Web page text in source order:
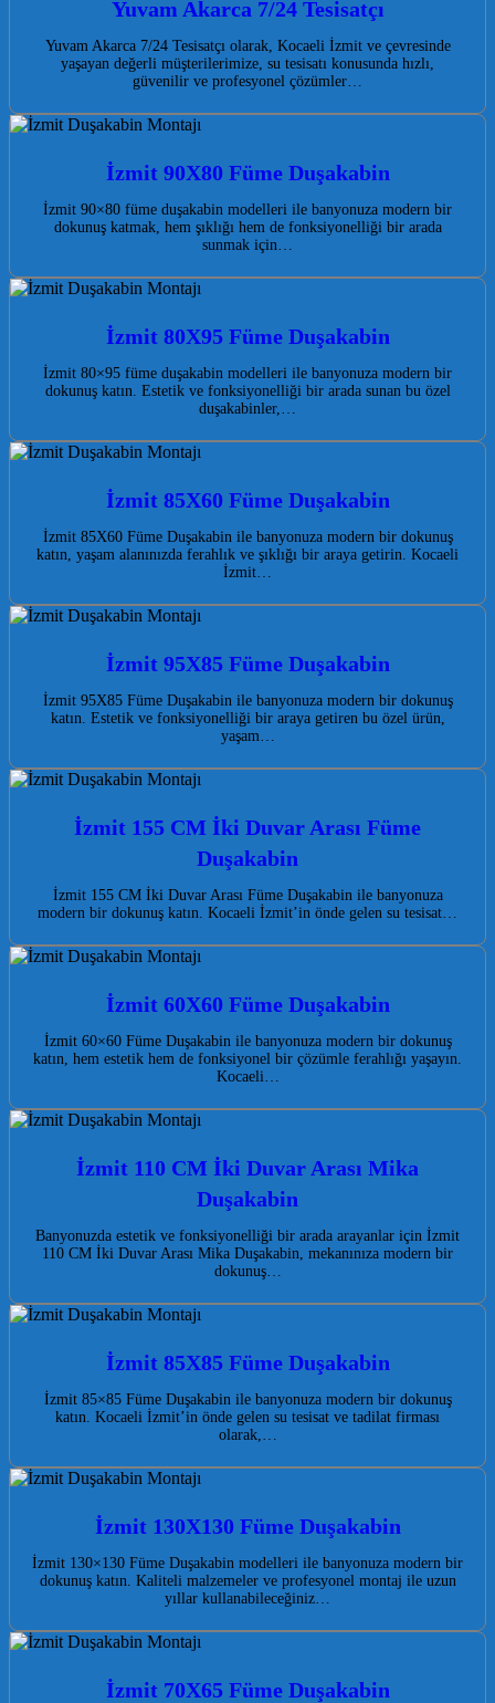
Yuvam Akarca 7/24 Tesisatçı
Yuvam Akarca 7/24 Tesisatçı olarak, Kocaeli İzmit ve çevresinde
yaşayan değerli müşterilerimize, su tesisatı konusunda hızlı,
güvenilir ve profesyonel çözümler…
İzmit 90X80 Füme Duşakabin
İzmit 90×80 füme duşakabin modelleri ile banyonuza modern bir
dokunuş katmak, hem şıklığı hem de fonksiyonelliği bir arada
sunmak için…
İzmit 80X95 Füme Duşakabin
İzmit 80×95 füme duşakabin modelleri ile banyonuza modern bir
dokunuş katın. Estetik ve fonksiyonelliği bir arada sunan bu özel
duşakabinler,…
İzmit 85X60 Füme Duşakabin
İzmit 85X60 Füme Duşakabin ile banyonuza modern bir dokunuş
katın, yaşam alanınızda ferahlık ve şıklığı bir araya getirin. Kocaeli
İzmit…
İzmit 95X85 Füme Duşakabin
İzmit 95X85 Füme Duşakabin ile banyonuza modern bir dokunuş
katın. Estetik ve fonksiyonelliği bir araya getiren bu özel ürün,
yaşam…
İzmit 155 CM İki Duvar Arası Füme
Duşakabin
İzmit 155 CM İki Duvar Arası Füme Duşakabin ile banyonuza
modern bir dokunuş katın. Kocaeli İzmit’in önde gelen su tesisat…
İzmit 60X60 Füme Duşakabin
İzmit 60×60 Füme Duşakabin ile banyonuza modern bir dokunuş
katın, hem estetik hem de fonksiyonel bir çözümle ferahlığı yaşayın.
Kocaeli…
İzmit 110 CM İki Duvar Arası Mika
Duşakabin
Banyonuzda estetik ve fonksiyonelliği bir arada arayanlar için İzmit
110 CM İki Duvar Arası Mika Duşakabin, mekanınıza modern bir
dokunuş…
İzmit 85X85 Füme Duşakabin
İzmit 85×85 Füme Duşakabin ile banyonuza modern bir dokunuş
katın. Kocaeli İzmit’in önde gelen su tesisat ve tadilat firması
olarak,…
İzmit 130X130 Füme Duşakabin
İzmit 130×130 Füme Duşakabin modelleri ile banyonuza modern bir
dokunuş katın. Kaliteli malzemeler ve profesyonel montaj ile uzun
yıllar kullanabileceğiniz…
İzmit 70X65 Füme Duşakabin